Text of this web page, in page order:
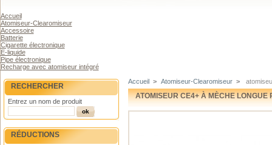
Accueil
Atomiseur-Clearomiseur
Accessoire
Batterie
Cigarette électronique
E-liquide
Pipe électronique
Recharge avec atomiseur intégré
RECHERCHER
Entrez un nom de produit
RÉDUCTIONS
Accueil > Atomiseur-Clearomiseur >
ATOMISEUR CE4+ À MÈCHE LONGUE